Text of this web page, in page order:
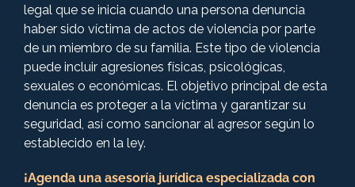
Derecho Constitucional
Derecho administrativo
legal que se inicia cuando una persona denuncia
haber sido víctima de actos de violencia por parte
de un miembro de su familia. Este tipo de violencia
puede incluir agresiones físicas, psicológicas,
sexuales o económicas. El objetivo principal de esta
denuncia es proteger a la víctima y garantizar su
seguridad, así como sancionar al agresor según lo
establecido en la ley.
¡Agenda una asesoría jurídica especializada con